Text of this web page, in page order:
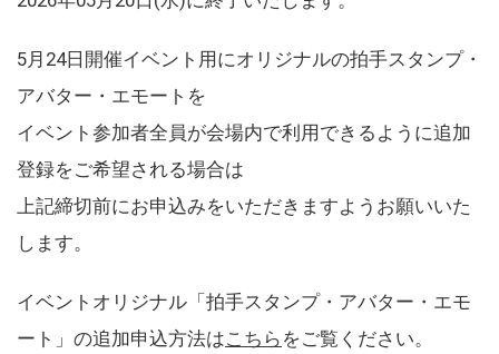
5月24日開催イベント用にオリジナルの拍手スタンプ・
アバター・エモートを
イベント参加者全員が会場内で利用できるように追加
登録をご希望される場合は
上記締切前にお申込みをいただきますようお願いいた
します。
イベントオリジナル「拍手スタンプ・アバター・エモ
ート」の追加申込方法はこちら をご覧ください。